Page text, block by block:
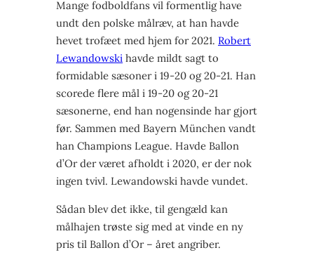
Mange fodboldfans vil formentlig have
undt den polske målræv, at han havde
hevet trofæet med hjem for 2021. Robert
Lewandowski havde mildt sagt to
formidable sæsoner i 19-20 og 20-21. Han
scorede flere mål i 19-20 og 20-21
sæsonerne, end han nogensinde har gjort
før. Sammen med Bayern München vandt
han Champions League. Havde Ballon
d’Or der været afholdt i 2020, er der nok
ingen tvivl. Lewandowski havde vundet.
Sådan blev det ikke, til gengæld kan
målhajen trøste sig med at vinde en ny
pris til Ballon d’Or – året angriber.